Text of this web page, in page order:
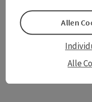
Eignung
Barrierefreiheit
Alle
Allen